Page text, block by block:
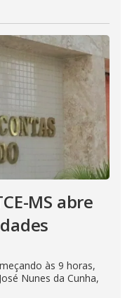
MS abre
às 9 horas,
Nunes da Cunha,